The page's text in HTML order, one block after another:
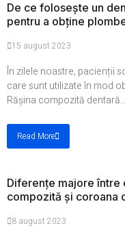
De ce folosește un
pentru a obține
15 august 2023
În zilele noastre, pacienții
care sunt utilizate în mod
Rășina compozită dentară...
Read More
Diferențe majore între
compozită și coroana
8 august 2023